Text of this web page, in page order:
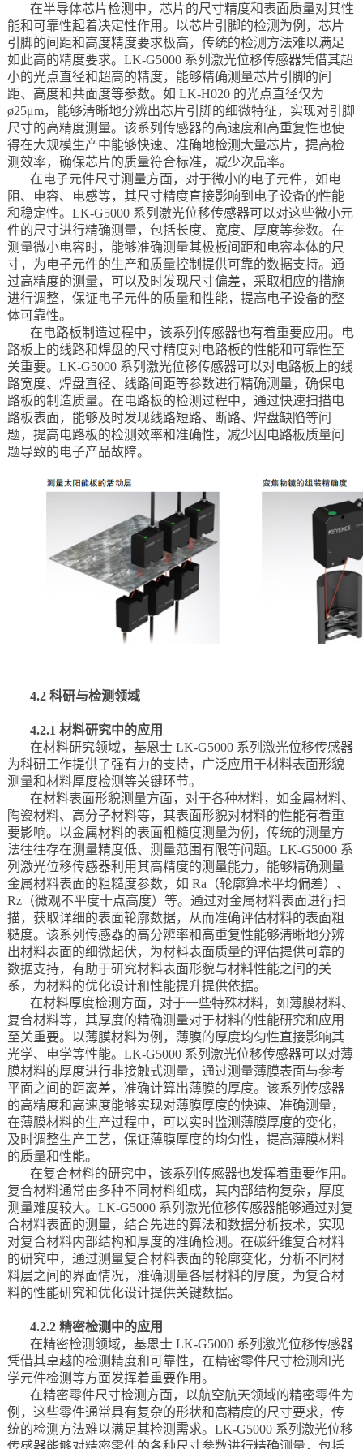
在半导体芯片检测中，芯片的尺寸精度和表面质量对其性
能和可靠性起着决定性作用。以芯片引脚的检测为例，芯片
引脚的间距和高度精度要求极高，传统的检测方法难以满足
如此高的精度要求。LK-G5000 系列激光位移传感器凭借其超
小的光点直径和超高的精度，能够精确测量芯片引脚的间
距、高度和共面度等参数。如 LK-H020 的光点直径仅为
ø25μm，能够清晰地分辨出芯片引脚的细微特征，实现对引脚
尺寸的高精度测量。该系列传感器的高速度和高重复性也使
得在大规模生产中能够快速、准确地检测大量芯片，提高检
测效率，确保芯片的质量符合标准，减少次品率。
在电子元件尺寸测量方面，对于微小的电子元件，如电
阻、电容、电感等，其尺寸精度直接影响到电子设备的性能
和稳定性。LK-G5000 系列激光位移传感器可以对这些微小元
件的尺寸进行精确测量，包括长度、宽度、厚度等参数。在
测量微小电容时，能够准确测量其极板间距和电容本体的尺
寸，为电子元件的生产和质量控制提供可靠的数据支持。通
过高精度的测量，可以及时发现尺寸偏差，采取相应的措施
进行调整，保证电子元件的质量和性能，提高电子设备的整
体可靠性。
在电路板制造过程中，该系列传感器也有着重要应用。电
路板上的线路和焊盘的尺寸精度对电路板的性能和可靠性至
关重要。LK-G5000 系列激光位移传感器可以对电路板上的线
路宽度、焊盘直径、线路间距等参数进行精确测量，确保电
路板的制造质量。在电路板的检测过程中，通过快速扫描电
路板表面，能够及时发现线路短路、断路、焊盘缺陷等问
题，提高电路板的检测效率和准确性，减少因电路板质量问
题导致的电子产品故障。
4.2 科研与检测领域
4.2.1 材料研究中的应用
在材料研究领域，基恩士 LK-G5000 系列激光位移传感器
为科研工作提供了强有力的支持，广泛应用于材料表面形貌
测量和材料厚度检测等关键环节。
在材料表面形貌测量方面，对于各种材料，如金属材料、
陶瓷材料、高分子材料等，其表面形貌对材料的性能有着重
要影响。以金属材料的表面粗糙度测量为例，传统的测量方
法往往存在测量精度低、测量范围有限等问题。LK-G5000 系
列激光位移传感器利用其高精度的测量能力，能够精确测量
金属材料表面的粗糙度参数，如 Ra（轮廓算术平均偏差）、
Rz（微观不平度十点高度）等。通过对金属材料表面进行扫
描，获取详细的表面轮廓数据，从而准确评估材料的表面粗
糙度。该系列传感器的高分辨率和高重复性能够清晰地分辨
出材料表面的细微起伏，为材料表面质量的评估提供可靠的
数据支持，有助于研究材料表面形貌与材料性能之间的关
系，为材料的优化设计和性能提升提供依据。
在材料厚度检测方面，对于一些特殊材料，如薄膜材料、
复合材料等，其厚度的精确测量对于材料的性能研究和应用
至关重要。以薄膜材料为例，薄膜的厚度均匀性直接影响其
光学、电学等性能。LK-G5000 系列激光位移传感器可以对薄
膜材料的厚度进行非接触式测量，通过测量薄膜表面与参考
平面之间的距离差，准确计算出薄膜的厚度。该系列传感器
的高精度和高速度能够实现对薄膜厚度的快速、准确测量，
在薄膜材料的生产过程中，可以实时监测薄膜厚度的变化，
及时调整生产工艺，保证薄膜厚度的均匀性，提高薄膜材料
的质量和性能。
在复合材料的研究中，该系列传感器也发挥着重要作用。
复合材料通常由多种不同材料组成，其内部结构复杂，厚度
测量难度较大。LK-G5000 系列激光位移传感器能够通过对复
合材料表面的测量，结合先进的算法和数据分析技术，实现
对复合材料内部结构和厚度的准确检测。在碳纤维复合材料
的研究中，通过测量复合材料表面的轮廓变化，分析不同材
料层之间的界面情况，准确测量各层材料的厚度，为复合材
料的性能研究和优化设计提供关键数据。
4.2.2 精密检测中的应用
在精密检测领域，基恩士 LK-G5000 系列激光位移传感器
凭借其卓越的检测精度和可靠性，在精密零件尺寸检测和光
学元件检测等方面发挥着重要作用。
在精密零件尺寸检测方面，以航空航天领域的精密零件为
例，这些零件通常具有复杂的形状和高精度的尺寸要求，传
统的检测方法难以满足其检测需求。LK-G5000 系列激光位移